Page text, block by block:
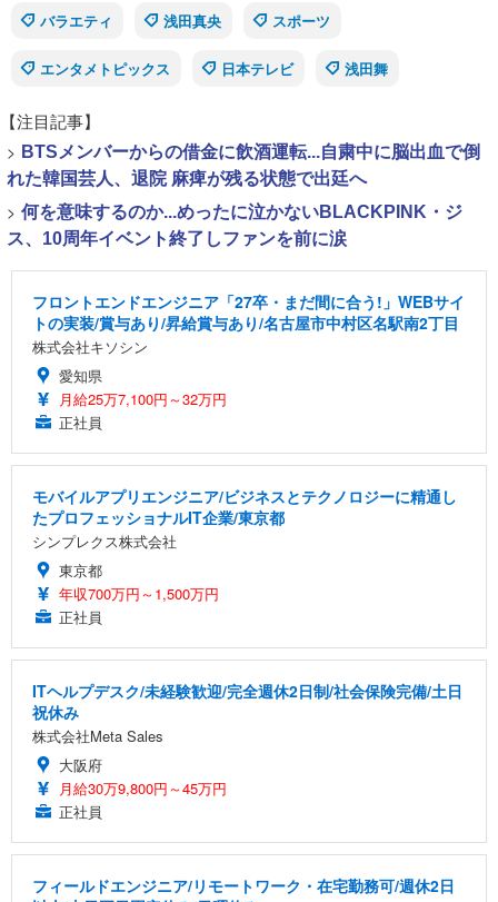
バラエティ
浅田真央 スポーツ
エンタメトピックス 日本テレビ 浅田舞
【注目記事】
> BTSメンバーからの借金に飲酒運転...自粛中に脳出血で倒
れた韓国芸人、退院 麻痺が残る状態で出廷へ
> 何を意味するのか...めったに泣かないBLACKPINK・ジ
ス、10周年イベント終了しファンを前に涙
フロントエンドエンジニア「27卒・まだ間に合う!」WEBサイ
トの実装/賞与あり/昇給賞与あり/名古屋市中村区名駅南2丁目
株式会社キソシン
愛知県
月給25万7,100円～32万円
正社員
モバイルアプリエンジニア/ビジネスとテクノロジーに精通し
たプロフェッショナルIT企業/東京都
シンプレクス株式会社
東京都
年収700万円～1,500万円
正社員
ITヘルプデスク/未経験歓迎/完全週休2日制/社会保険完備/土日
祝休み
株式会社Meta Sales
大阪府
月給30万9,800円～45万円
正社員
フィールドエンジニア/リモートワーク・在宅勤務可/週休2日